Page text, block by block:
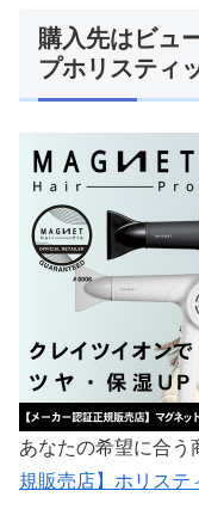
購入先はビュ
プホリスティ
あなたの希望に合う
規販売店】ホリステ